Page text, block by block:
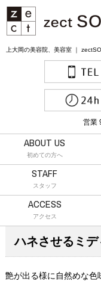
上大岡の美容院、美容室 ｜
営業
ABOUT US
初めての方へ
STAFF
スタッフ
ACCESS
アクセス
ハネさせるミデ
艶が出る様に自然めな色